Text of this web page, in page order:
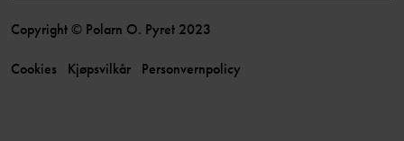
Copyright © Polarn O. Pyret 2023
Cookies Kjøpsvilkår Personvernpolicy